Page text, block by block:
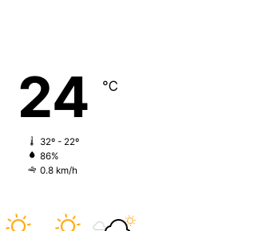
24 ℃
32º - 22º
86%
0.8 km/h